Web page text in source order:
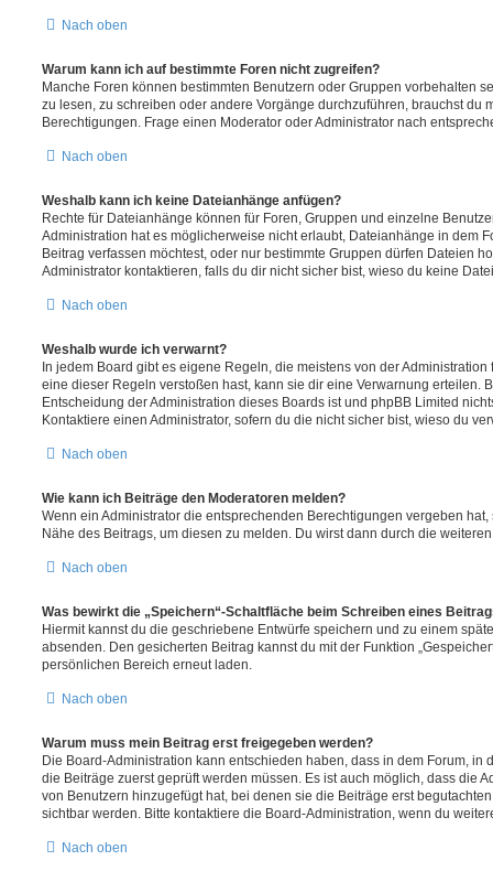
Nach oben
Warum kann ich auf bestimmte Foren nicht zugreifen?
Manche Foren können bestimmten Benutzern oder Gruppen vorbehalten
zu lesen, zu schreiben oder andere Vorgänge durchzuführen, brauchst du
Berechtigungen. Frage einen Moderator oder Administrator nach
Nach oben
Weshalb kann ich keine Dateianhänge anfügen?
Rechte für Dateianhänge können für Foren, Gruppen und einzelne
Administration hat es möglicherweise nicht erlaubt, Dateianhänge in dem
Beitrag verfassen möchtest, oder nur bestimmte Gruppen dürfen Dateien
Administrator kontaktieren, falls du dir nicht sicher bist, wieso du keine
Nach oben
Weshalb wurde ich verwarnt?
In jedem Board gibt es eigene Regeln, die meistens von der
eine dieser Regeln verstoßen hast, kann sie dir eine Verwarnung erteilen.
Entscheidung der Administration dieses Boards ist und phpBB Limited
Kontaktiere einen Administrator, sofern du die nicht sicher bist, wieso du
Nach oben
Wie kann ich Beiträge den Moderatoren melden?
Wenn ein Administrator die entsprechenden Berechtigungen vergeben
Nähe des Beitrags, um diesen zu melden. Du wirst dann durch die
Nach oben
Was bewirkt die „Speichern“-Schaltfläche beim Schreiben eines
Hiermit kannst du die geschriebene Entwürfe speichern und zu einem
absenden. Den gesicherten Beitrag kannst du mit der Funktion
persönlichen Bereich erneut laden.
Nach oben
Warum muss mein Beitrag erst freigegeben werden?
Die Board-Administration kann entschieden haben, dass in dem Forum, in
die Beiträge zuerst geprüft werden müssen. Es ist auch möglich, dass die
von Benutzern hinzugefügt hat, bei denen sie die Beiträge erst
sichtbar werden. Bitte kontaktiere die Board-Administration, wenn du
Nach oben